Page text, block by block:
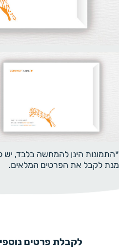
*התמונות הינן להמחשה בלבד, יש
מנת לקבל את הפרטים המלאים.
לקבלת פרטים